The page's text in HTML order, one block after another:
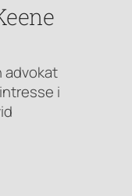
advokat
i